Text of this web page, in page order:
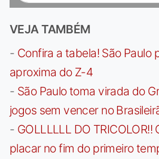
VEJA TAMBÉM
- Confira a tabela! São Paulo
aproxima do Z-4
- São Paulo toma virada do
jogos sem vencer no
- GOLLLLLL DO TRICOLOR!!
placar no fim do primeiro